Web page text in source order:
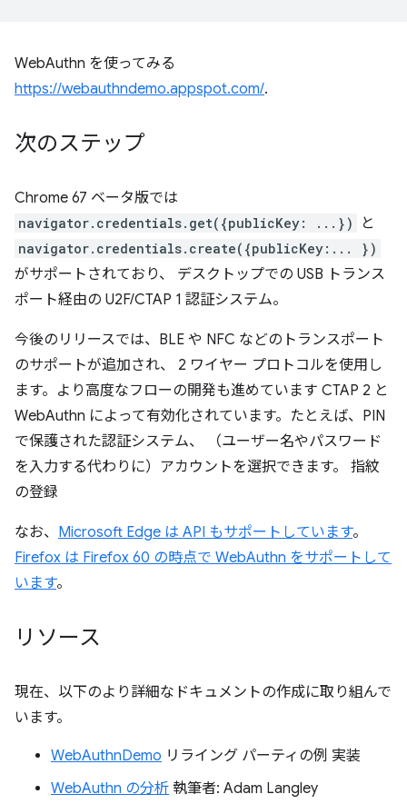
WebAuthn を使ってみる
https://webauthndemo.appspot.com/.
次のステップ
Chrome 67 ベータ版では
navigator.credentials.get({publicKey: ...}) と
navigator.credentials.create({publicKey:... })
がサポートされており、 デスクトップでの USB トランス
ポート経由の U2F/CTAP 1 認証システム。
今後のリリースでは、BLE や NFC などのトランスポート
のサポートが追加され、 2 ワイヤー プロトコルを使用し
ます。より高度なフローの開発も進めています CTAP 2 と
WebAuthn によって有効化されています。たとえば、PIN
で保護された認証システム、 （ユーザー名やパスワード
を入力する代わりに）アカウントを選択できます。 指紋
の登録
なお、 Microsoft Edge は API もサポートしています。
Firefox は Firefox 60 の時点で WebAuthn をサポートして
います。
リソース
現在、以下のより詳細なドキュメントの作成に取り組んで
います。
WebAuthnDemo リライング パーティの例 実装
WebAuthn の分析 執筆者: Adam Langley